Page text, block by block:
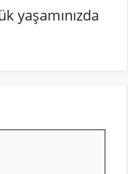
yaşamınızda